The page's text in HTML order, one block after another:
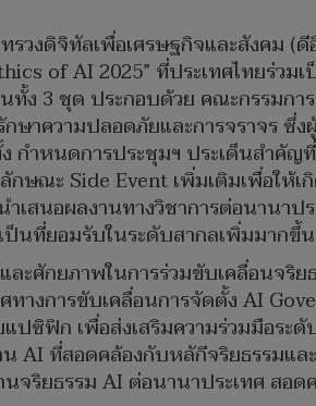
วงดิจิทัลเพื่อเศรษฐกิจและสังคม (
of AI 2025” ที่ประเทศไทยร่วม
ง 3 ชุด ประกอบด้วย คณะกรรมกา
ษาความปลอดภัยและการจราจร ซึ่
ำหนดการประชุมฯ ประเด็นสำคัญ
ษณะ Side Event เพิ่มเติมเพื่อให้
สนอผลงานทางวิชาการต่อนานาปร
ป็นที่ยอมรับในระดับสากลเพิ่มมากขึ้น
ละศักยภาพในการร่วมขับเคลื่อนจริ
างการขับเคลื่อนการจัดตั้ง AI
ซิฟิก เพื่อส่งเสริมความร่วมมือระ
ที่สอดคล้องกับหลักีจริยธรรมแล
ริยธรรม AI ต่อนานาประเทศ สอ